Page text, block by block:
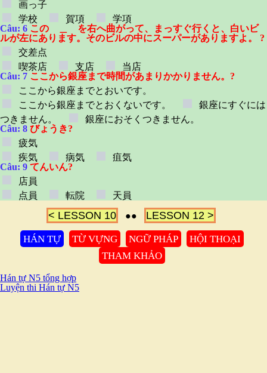
画っ子
学校
賀項
学項
Câu: 6 この ＿ を右へ曲がって、まっすぐ行くと、白いビ
ルが左にあります。そのビルの中にスーパーがありますよ。 ?
交差点
喫茶店
支店
当店
Câu: 7 ここから銀座まで時間があまりかかりません。?
ここから銀座までとおいです。
ここから銀座までとおくないです。
銀座にすぐには
つきません。
銀座におそくつきません。
Câu: 8 びょうき?
疲気
疾気
病気
疽気
Câu: 9 てんいん?
店員
点員
転院 天員
< LESSON 10 ●● LESSON 12 >
HÁN TỰ TỪ VỰNG NGỮ PHÁP
HỘI THOẠI
THAM KHẢO
Hán tự N5 tổng hợp
Luyện thi Hán tự N5